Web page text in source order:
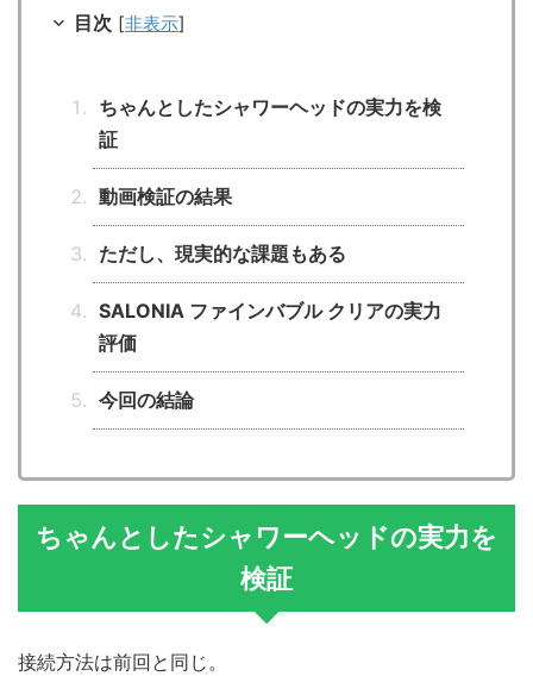
目次 [非表示]
ちゃんとしたシャワーヘッドの実力を検
証
動画検証の結果
ただし、現実的な課題もある
SALONIA ファインバブル クリアの実力
評価
今回の結論
ちゃんとしたシャワーヘッドの実力を
検証
接続方法は前回と同じ。